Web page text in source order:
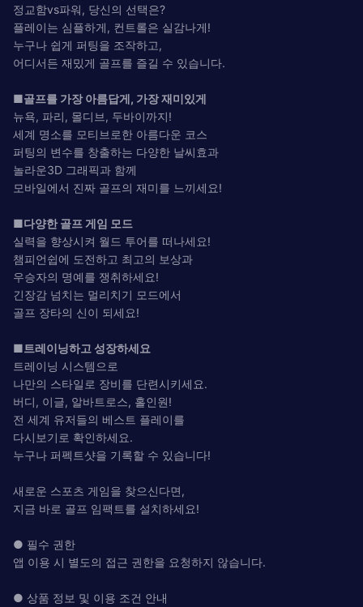
정교함vs파워, 당신의 선택은?
플레이는 심플하게, 컨트롤은 실감나게!
누구나 쉽게 퍼팅을 조작하고,
어디서든 재밌게 골프를 즐길 수 있습니다.
■골프를 가장 아름답게, 가장 재미있게
뉴욕, 파리, 몰디브, 두바이까지!
세계 명소를 모티브로한 아름다운 코스
퍼팅의 변수를 창출하는 다양한 날씨효과
놀라운3D 그래픽과 함께
모바일에서 진짜 골프의 재미를 느끼세요!
■다양한 골프 게임 모드
실력을 향상시켜 월드 투어를 떠나세요!
챔피언쉽에 도전하고 최고의 보상과
우승자의 명예를 쟁취하세요!
긴장감 넘치는 멀리치기 모드에서
골프 장타의 신이 되세요!
■트레이닝하고 성장하세요
트레이닝 시스템으로
나만의 스타일로 장비를 단련시키세요.
버디, 이글, 알바트로스, 홀인원!
전 세계 유저들의 베스트 플레이를
다시보기로 확인하세요.
누구나 퍼펙트샷을 기록할 수 있습니다!
새로운 스포츠 게임을 찾으신다면,
지금 바로 골프 임팩트를 설치하세요!
● 필수 권한
앱 이용 시 별도의 접근 권한을 요청하지 않습니다.
● 상품 정보 및 이용 조건 안내